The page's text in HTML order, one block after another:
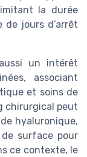
la durée
jours d’arrêt
un intérêt
associant
et soins de
chirurgical peut
hyaluronique,
surface pour
ce contexte, le